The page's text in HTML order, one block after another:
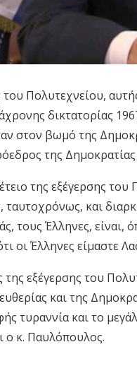
Πολυτεχνείου,
δικτατορίας
στον βωμό της
της
της εξέγερσης
ταυτοχρόνως, και
τους Έλληνες, είναι,
οι Έλληνες είμαστε
της εξέγερσης του
και της
τυραννία και το
ο κ. Παυλόπουλος.